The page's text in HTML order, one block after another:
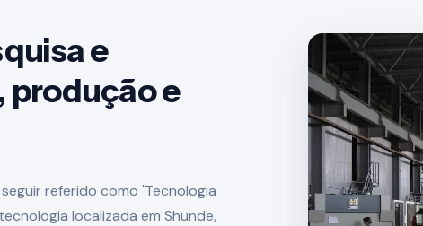
e
produção e
referido como 'Tecnologia
localizada em Shunde,